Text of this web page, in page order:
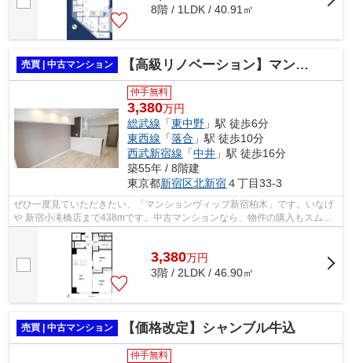
8階 / 1LDK / 40.91㎡
売買 | 中古マンション 【高級リノベーション】マンションヴィップ新宿柏木
仲手無料
3,380万円
総武線 「東中野 」駅 徒歩6分
東西線 「落合 」駅 徒歩10分
西武新宿線 「中井 」駅 徒歩16分
築55年 / 8階建
東京都新宿区北新宿４丁目33-3
ぜひ一度見ていただきたい、「マンションヴィップ新宿柏木」です。いなげ
や 新宿小滝橋店まで438mです。中古マンションなら、物件の購入もスムー
ズです。お体が不自由な方でも、エレベ...
3,380万円
3階 / 2LDK / 46.90㎡
売買 | 中古マンション 【価格改定】シャンブル牛込
仲手無料